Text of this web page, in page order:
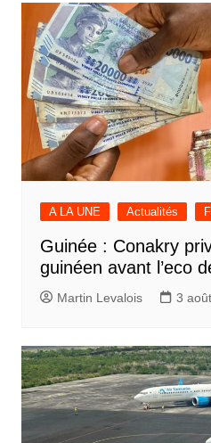
A LA UNE Actualités
Guinée : Conakry
guinéen avant l’eco
Martin Levalois 3